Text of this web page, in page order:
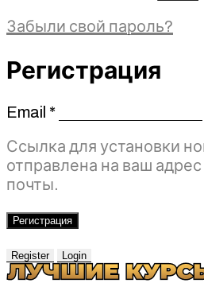
Забыли свой пароль?
Регистрация
Email *Обязательно
Ссылка для установки
отправлена ​​на ваш
почты.
Регистрация
Register Login